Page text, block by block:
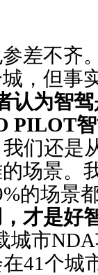
差不齐
，但事
认为智
PILOT
我们还是
场景。
的场景
才是好
城市
41个城